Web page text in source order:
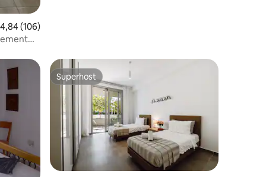
beoordeling van 4,84 uit 5, 106 recensies
4,84 (106)
Superhost
Superhost